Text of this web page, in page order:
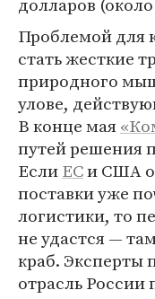
Проблемой для
стать жесткие
природного
улове,
В конце мая
путей решения
ЕслиЕСи США
поставки уже
логистики, то
не удастся —
краб. Эксперты
отрасль России